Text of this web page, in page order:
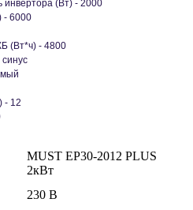
(Вт) - 2000
- 6000
(Вт*ч) - 4800
- 12
MUST EP30-2012 PLUS
2кВт
230 В